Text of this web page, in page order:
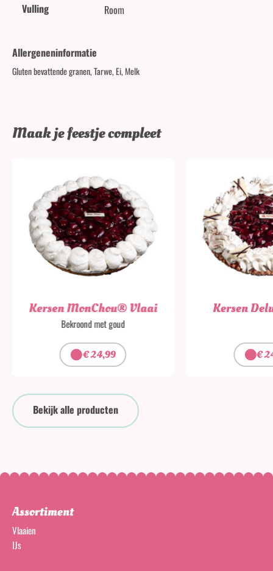
Vulling
Room
Allergeneninformatie
Gluten bevattende granen, Tarwe, Ei, Melk
Maak je feestje compleet
Kersen MonChou® Vlaai
Bekroond met goud
€24,99
Kersen
€
Bekijk alle producten
Assortiment
Vlaaien
IJs